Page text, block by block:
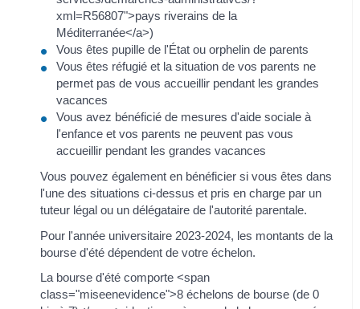
xml=R56807">pays riverains de la
Méditerranée</a>)
Vous êtes pupille de l'État ou orphelin de parents
Vous êtes réfugié et la situation de vos parents ne
permet pas de vous accueillir pendant les grandes
vacances
Vous avez bénéficié de mesures d'aide sociale à
l'enfance et vos parents ne peuvent pas vous
accueillir pendant les grandes vacances
Vous pouvez également en bénéficier si vous êtes dans
l'une des situations ci-dessus et pris en charge par un
tuteur légal ou un délégataire de l'autorité parentale.
Pour l'année universitaire 2023-2024, les montants de la
bourse d'été dépendent de votre échelon.
La bourse d'été comporte <span
class="miseenevidence">8 échelons de bourse (de 0